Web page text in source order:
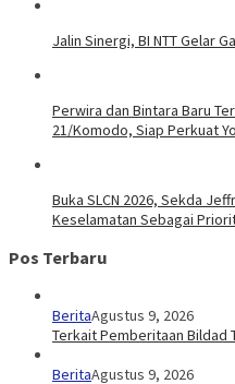
Jalin Sinergi, BI NTT Gelar
Perwira dan Bintara Baru
21/Komodo, Siap Perkuat
Buka SLCN 2026, Sekda
Keselamatan Sebagai
Pos Terbaru
BeritaAgustus 9, 2026
Terkait Pemberitaan Bildad
BeritaAgustus 9, 2026